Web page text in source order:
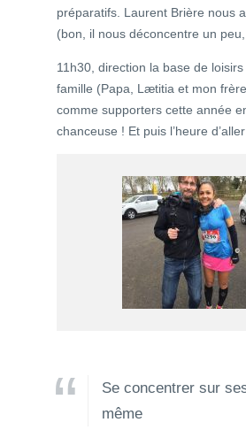
préparatifs. Laurent Brière nous
(bon, il nous déconcentre un
11h30, direction la base de
famille (Papa, Lætitia et mon
comme supporters cette année
chanceuse ! Et puis l’heure
Se concentrer sur
même